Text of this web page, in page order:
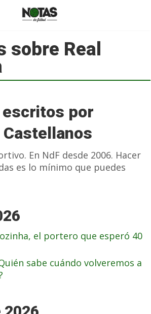
sobre Real
por
Castellanos
En NdF desde 2006. Hacer
es lo mínimo que puedes
el portero que esperó 40
sabe cuándo volveremos a